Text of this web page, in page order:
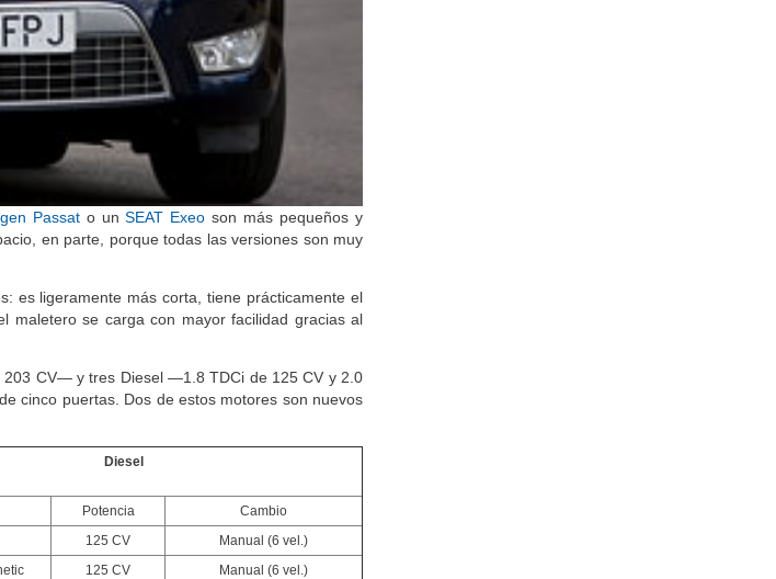
Passato unSEAT Exeo son más pequeños y
en parte, porque todas las versiones son muy
es ligeramente más corta, tiene prácticamente el
se carga con mayor facilidad gracias al
CV— y tres Diesel —1.8 TDCi de 125 CV y 2.0
cinco puertas. Dos de estos motores son nuevos
Potencia
Cambio
125 CV
Manual (6 vel.)